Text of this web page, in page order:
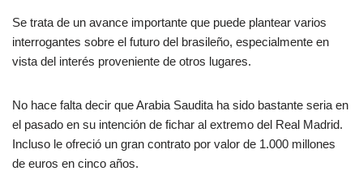
Se trata de un avance importante que puede plantear varios
interrogantes sobre el futuro del brasileño, especialmente en
vista del interés proveniente de otros lugares.
No hace falta decir que Arabia Saudita ha sido bastante seria en
el pasado en su intención de fichar al extremo del Real Madrid.
Incluso le ofreció un gran contrato por valor de 1.000 millones
de euros en cinco años.